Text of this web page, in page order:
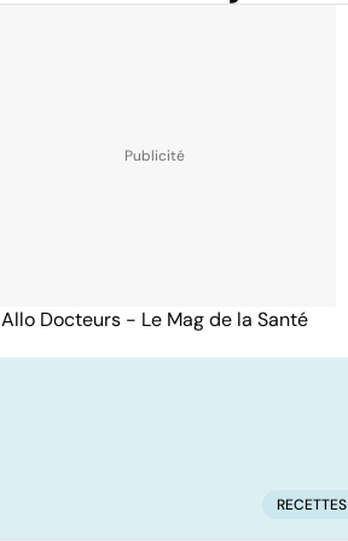
Allo Docteurs - Le Mag de la Santé
RECETTES